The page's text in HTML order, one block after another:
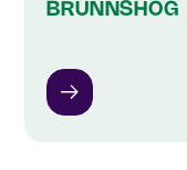
BRUNNSHÖG